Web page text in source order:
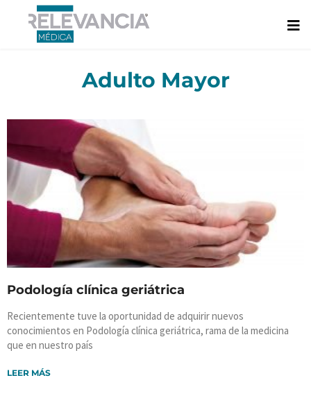
contenido
Adulto Mayor
Podología clínica geriátrica
Recientemente tuve la oportunidad de adquirir nuevos
conocimientos en Podología clínica geriátrica, rama de la medicina
que en nuestro país
LEER MÁS